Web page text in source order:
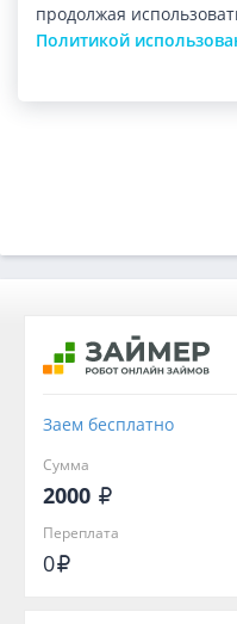
Заем бесплатно
Сумма
2000
Переплата
0
продолжая
Политикой